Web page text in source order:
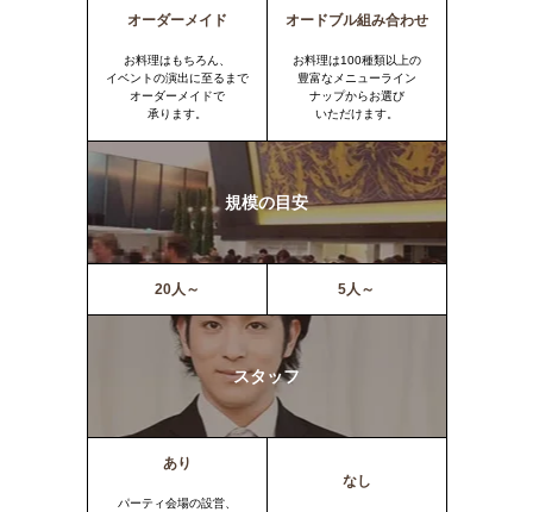
オーダーメイド
お料理はもちろん、
イベントの演出に至るまで
オーダーメイドで
承ります。
オードブル組み合わせ
お料理は100種類以上の
豊富なメニューライン
ナップからお選び
いただけます。
規模の目安
20人～ 5人～
スタッフ
あり
パーティ会場の設営、
なし